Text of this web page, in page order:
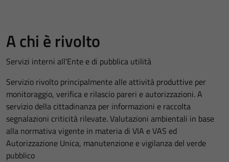
A chi è rivolto
Servizi interni all'Ente e di pubblica utilità
Servizio rivolto principalmente alle attività produttive per
monitoraggio, verifica e rilascio pareri e autorizzazioni. A
servizio della cittadinanza per informazioni e raccolta
segnalazioni criticità rilevate. Valutazioni ambientali in base
alla normativa vigente in materia di VIA e VAS ed
Autorizzazione Unica, manutenzione e vigilanza del verde
pubblico